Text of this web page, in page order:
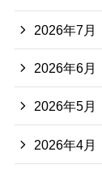
2026年7月
2026年6月
2026年5月
2026年4月